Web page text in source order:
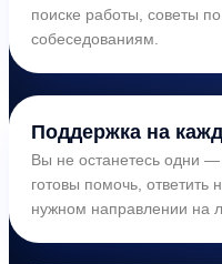
поиске работы, советы
собеседованиям.
Поддержка на
Вы не останетесь одни
готовы помочь, ответить
нужном направлении на